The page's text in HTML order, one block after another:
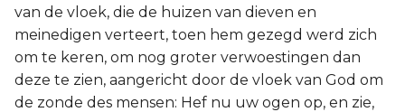
van de vloek, die de huizen van dieven en
meinedigen verteert, toen hem gezegd werd zich
om te keren, om nog groter verwoestingen dan
deze te zien, aangericht door de vloek van God om
de zonde des mensen: Hef nu uw ogen op, en zie,